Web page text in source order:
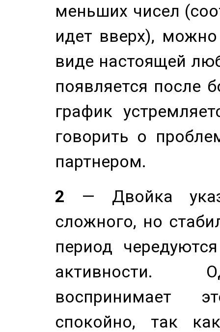
меньших чисел
идет вверх),
виде настоящей
появляется после
график
говорить о
партнером.
2 — Двойка
сложного, но
период
активности.
воспринимает
спокойно, так